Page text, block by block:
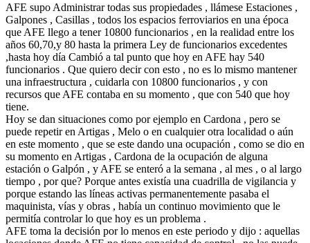
AFE supo Administrar todas sus propiedades , llámese Estaciones ,
Galpones , Casillas , todos los espacios ferroviarios en una época
que AFE llego a tener 10800 funcionarios , en la realidad entre los
años 60,70,y 80 hasta la primera Ley de funcionarios excedentes
,hasta hoy día Cambió a tal punto que hoy en AFE hay 540
funcionarios . Que quiero decir con esto , no es lo mismo mantener
una infraestructura , cuidarla con 10800 funcionarios , y con
recursos que AFE contaba en su momento , que con 540 que hoy
tiene.
Hoy se dan situaciones como por ejemplo en Cardona , pero se
puede repetir en Artigas , Melo o en cualquier otra localidad o aún
en este momento , que se este dando una ocupación , como se dio en
su momento en Artigas , Cardona de la ocupación de alguna
estación o Galpón , y AFE se enteró a la semana , al mes , o al largo
tiempo , por que? Porque antes existía una cuadrilla de vigilancia y
porque estando las líneas activas permanentemente pasaba el
maquinista, vías y obras , había un continuo movimiento que le
permitía controlar lo que hoy es un problema .
AFE toma la decisión por lo menos en este periodo y dijo : aquellas